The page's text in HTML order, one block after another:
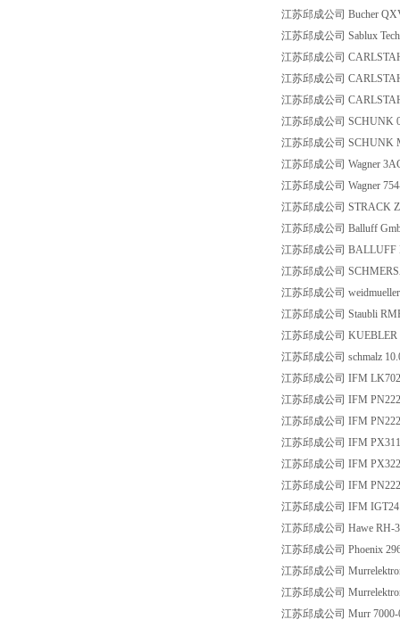
江苏邱成公司 Bucher
江苏邱成公司 Sablux
江苏邱成公司
江苏邱成公司
江苏邱成公司
江苏邱成公司 SCHUNK
江苏邱成公司 SCHUNK
江苏邱成公司 Wagner
江苏邱成公司 Wagner
江苏邱成公司 STRACK
江苏邱成公司 Balluff
江苏邱成公司 BALLUFF
江苏邱成公司
江苏邱成公司
江苏邱成公司 Staubli
江苏邱成公司 KUEBLER
江苏邱成公司 schmalz
江苏邱成公司 IFM
江苏邱成公司 IFM
江苏邱成公司 IFM
江苏邱成公司 IFM
江苏邱成公司 IFM
江苏邱成公司 IFM
江苏邱成公司 IFM
江苏邱成公司 Hawe RH-3
江苏邱成公司 Phoenix
江苏邱成公司
江苏邱成公司
江苏邱成公司 Murr 7000-